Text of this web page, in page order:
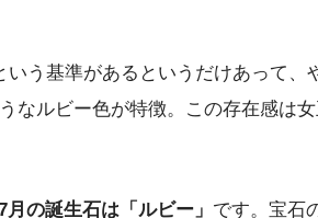
いう基準があるというだけあって、
なルビー色が特徴。この存在感は
月の誕生石は「ルビー」 です。宝石